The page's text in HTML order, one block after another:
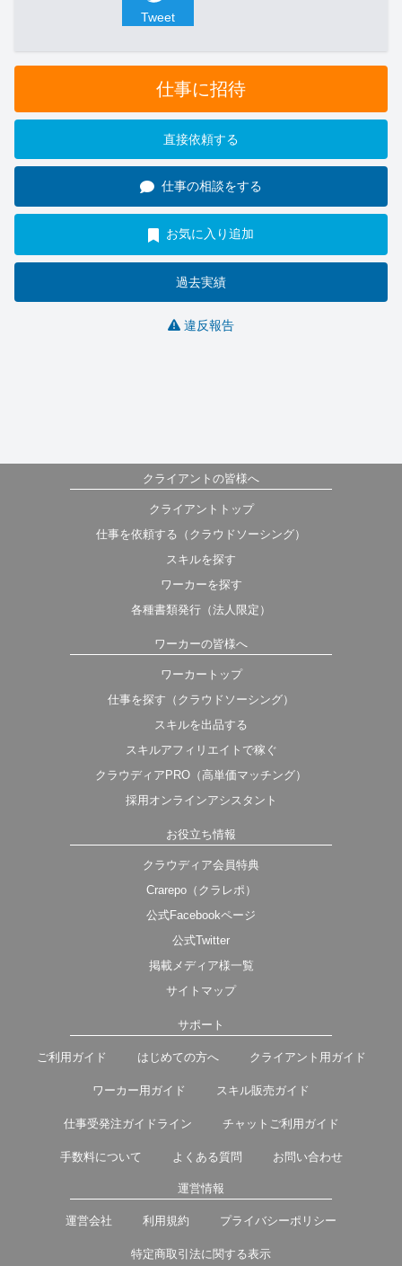
Tweet
仕事に招待
直接依頼する
仕事の相談をする
お気に入り追加
過去実績
違反報告
クライアントの皆様へ
クライアントトップ
仕事を依頼する（クラウドソーシング）
スキルを探す
ワーカーを探す
各種書類発行（法人限定）
ワーカーの皆様へ
ワーカートップ
仕事を探す（クラウドソーシング）
スキルを出品する
スキルアフィリエイトで稼ぐ
クラウディアPRO（高単価マッチング）
採用オンラインアシスタント
お役立ち情報
クラウディア会員特典
Crarepo（クラレポ）
公式Facebookページ
公式Twitter
掲載メディア様一覧
サイトマップ
サポート
ご利用ガイド はじめての方へ クライアント用ガイド
ワーカー用ガイド スキル販売ガイド
仕事受発注ガイドライン チャットご利用ガイド
手数料について よくある質問 お問い合わせ
運営情報
運営会社 利用規約 プライバシーポリシー
特定商取引法に関する表示